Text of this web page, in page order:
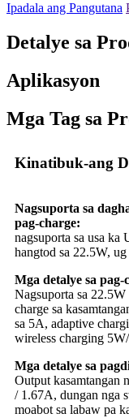
Ipadala ang Pangutana
Detalye sa
Aplikasyon
Mga Tag sa
Kinatibuk-ang
Nagsuporta sa
pag-charge:
nagsuporta sa usa
hangtod sa 22.5W,
Mga detalye sa pag-
Nagsuporta sa
charge sa
sa 5A, adaptive
wireless charging
Mga detalye sa
Output kasamtangan
/ 1.67A, dungan nga
moabot sa labaw pa